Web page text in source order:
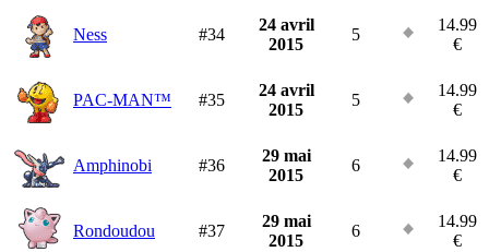
Ness #34
24 avril
2015
5
14.99
€
PAC-MAN™ #35
24 avril
2015
5
14.99
€
Amphinobi #36
29 mai
2015
6
14.99
€
Rondoudou #37
29 mai
2015
6
14.99
€